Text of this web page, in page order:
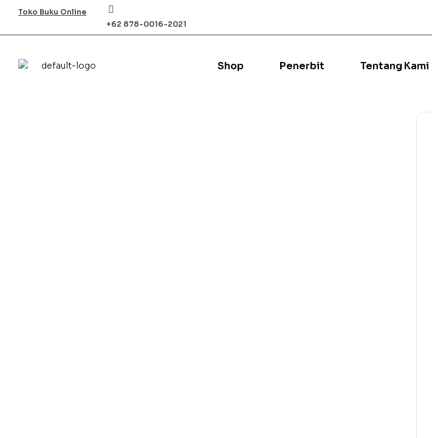
Toko Buku Online
+62 878-0016-2021
Shop Penerbit Tentang Kami